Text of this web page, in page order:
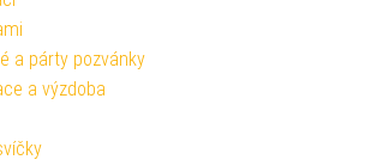
a párty pozvánky
a výzdoba